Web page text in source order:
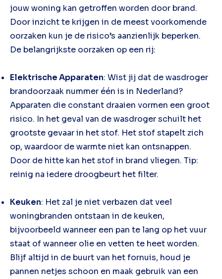
jouw woning kan getroffen worden door brand.
Door inzicht te krijgen in de meest voorkomende
oorzaken kun je de risico’s aanzienlijk beperken.
De belangrijkste oorzaken op een rij:
Elektrische Apparaten: Wist jij dat de wasdroger
brandoorzaak nummer één is in Nederland?
Apparaten die constant draaien vormen een groot
risico. In het geval van de wasdroger schuilt het
grootste gevaar in het stof. Het stof stapelt zich
op, waardoor de warmte niet kan ontsnappen.
Door de hitte kan het stof in brand vliegen. Tip:
reinig na iedere droogbeurt het filter.
Keuken: Het zal je niet verbazen dat veel
woningbranden ontstaan in de keuken,
bijvoorbeeld wanneer een pan te lang op het vuur
staat of wanneer olie en vetten te heet worden.
Blijf altijd in de buurt van het fornuis, houd je
pannen netjes schoon en maak gebruik van een